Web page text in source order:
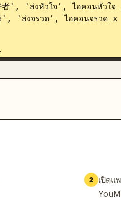
2 เปิดแ